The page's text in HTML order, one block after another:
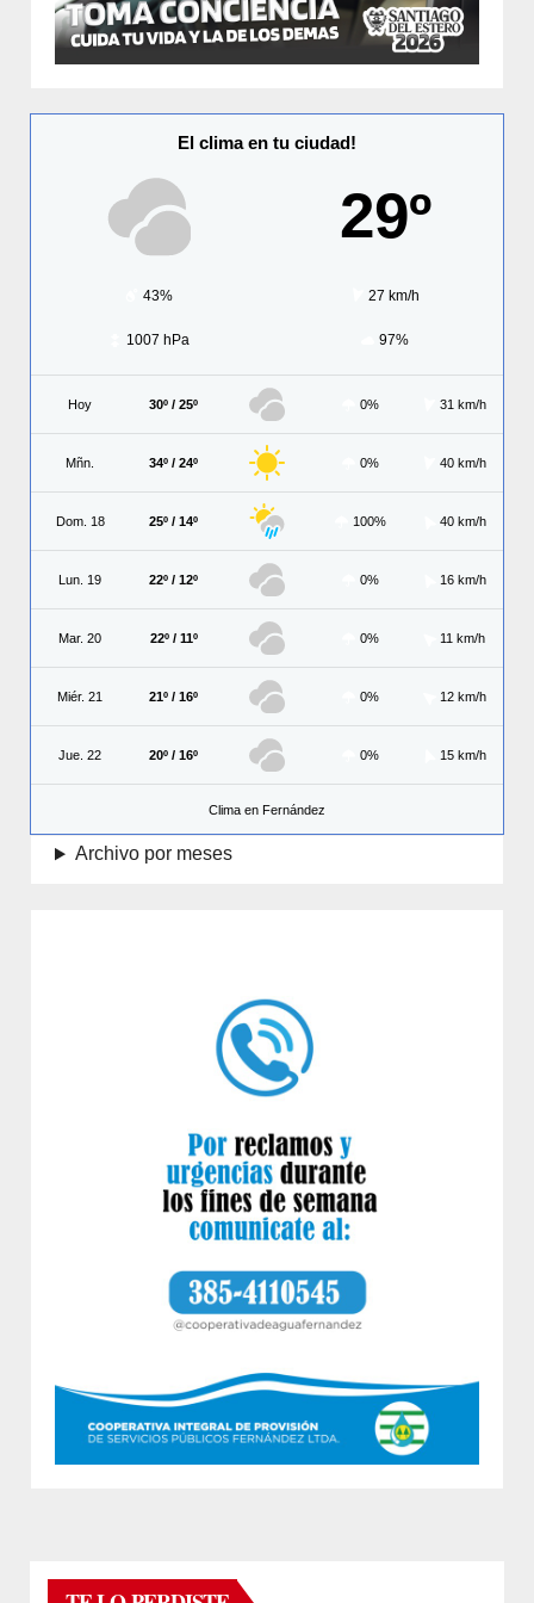
El clima en tu ciudad!
29º
43% 27 km/h
1007 hPa 97%
Hoy 30º / 25º 0% 31 km/h
Mñn. 34º / 24º 0% 40 km/h
Dom. 18 25º / 14º 100% 40 km/h
Lun. 19 22º / 12º 0% 16 km/h
Mar. 20 22º / 11º 0% 11 km/h
Miér. 21 21º / 16º 0% 12 km/h
Jue. 22 20º / 16º 0% 15 km/h
Clima en Fernández
Archivo por meses